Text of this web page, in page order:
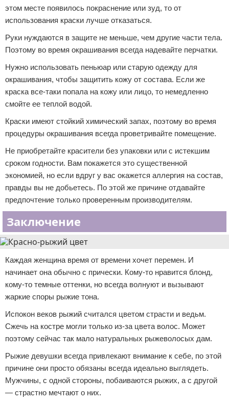
этом месте появилось покраснение или зуд, то от
использования краски лучше отказаться.
Руки нуждаются в защите не меньше, чем другие части тела.
Поэтому во время окрашивания всегда надевайте перчатки.
Нужно использовать пеньюар или старую одежду для
окрашивания, чтобы защитить кожу от состава. Если же
краска все-таки попала на кожу или лицо, то немедленно
смойте ее теплой водой.
Краски имеют стойкий химический запах, поэтому во время
процедуры окрашивания всегда проветривайте помещение.
Не приобретайте красители без упаковки или с истекшим
сроком годности. Вам покажется это существенной
экономией, но если вдруг у вас окажется аллергия на состав,
правды вы не добьетесь. По этой же причине отдавайте
предпочтение только проверенным производителям.
Заключение
Каждая женщина время от времени хочет перемен. И
начинает она обычно с прически. Кому-то нравится блонд,
кому-то темные оттенки, но всегда волнуют и вызывают
жаркие споры рыжие тона.
Испокон веков рыжий считался цветом страсти и ведьм.
Сжечь на костре могли только из-за цвета волос. Может
поэтому сейчас так мало натуральных рыжеволосых дам.
Рыжие девушки всегда привлекают внимание к себе, по этой
причине они просто обязаны всегда идеально выглядеть.
Мужчины, с одной стороны, побаиваются рыжих, а с другой
— страстно мечтают о них.